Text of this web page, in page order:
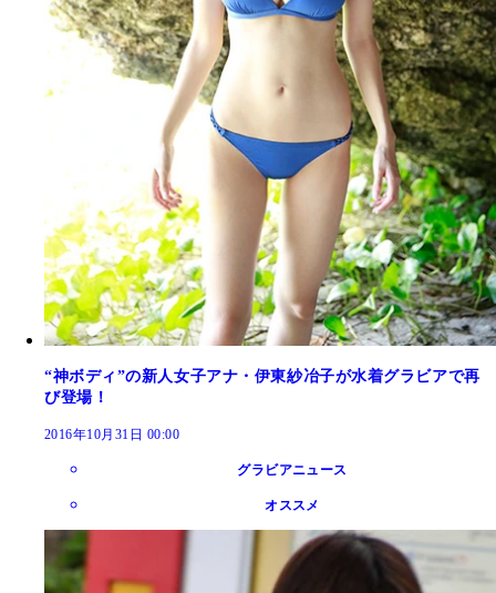
“神ボディ”の新人女子アナ・伊東紗冶子が水着グラビアで再
び登場！
2016年10月31日 00:00
グラビアニュース
オススメ